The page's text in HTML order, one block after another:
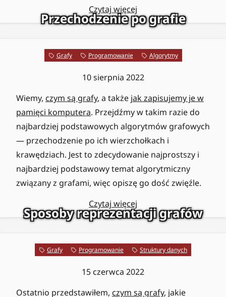
Czytaj więcej
Przechodzenie po grafie
Grafy Programowanie Algorytmy
10 sierpnia 2022
Wiemy, czym są grafy, a także jak zapisujemy je w
pamięci komputera. Przejdźmy w takim razie do
najbardziej podstawowych algorytmów grafowych
— przechodzenie po ich wierzchołkach i
krawędziach. Jest to zdecydowanie najprostszy i
najbardziej podstawowy temat algorytmiczny
związany z grafami, więc opiszę go dość zwięźle.
Czytaj więcej
Sposoby reprezentacji grafów
Grafy Programowanie Struktury danych
15 czerwca 2022
Ostatnio przedstawiłem, czym są grafy, jakie